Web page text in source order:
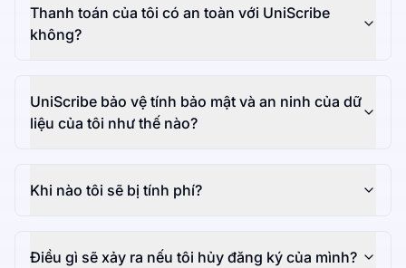
Thanh toán của tôi có an toàn với UniScribe
không?
UniScribe bảo vệ tính bảo mật và an ninh của dữ
liệu của tôi như thế nào?
Khi nào tôi sẽ bị tính phí?
Điều gì sẽ xảy ra nếu tôi hủy đăng ký của mình?